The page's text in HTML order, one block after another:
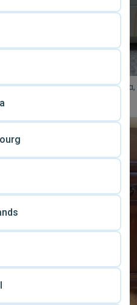
Κομοδίνα